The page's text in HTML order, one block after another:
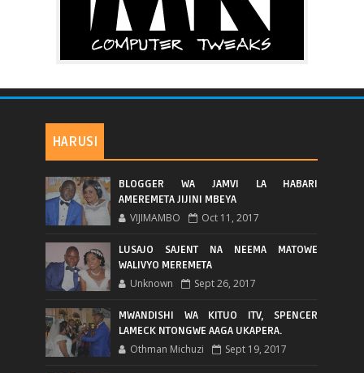
HARUSI
BLOGGER WA JAMVI LA HABARI
AMEREMETA JIJINI MBEYA
VIJIMAMBO Oct 11, 2017
LUSAJO SAJENT NA NEEMA MATOWE
WALIVYO MEREMETA
Unknown Sept 26, 2017
MWANDISHI WA KITUO ITV, SPENCER
LAMECK NTONGWE AAGA UKAPERA.
Othman Michuzi Sept 19, 2017